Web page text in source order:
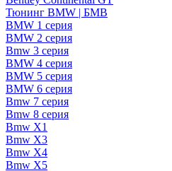
Тюнинг BMW | БМВ
BMW 1 серия
BMW 2 серия
Bmw 3 серия
BMW 4 серия
BMW 5 серия
BMW 6 серия
Bmw 7 серия
Bmw 8 серия
Bmw X1
Bmw X3
Bmw X4
Bmw X5